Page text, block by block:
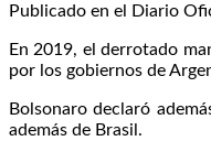
Publicado en el Diario
En 2019, el derrotado
por los gobiernos de
Bolsonaro declaró
además de Brasil.